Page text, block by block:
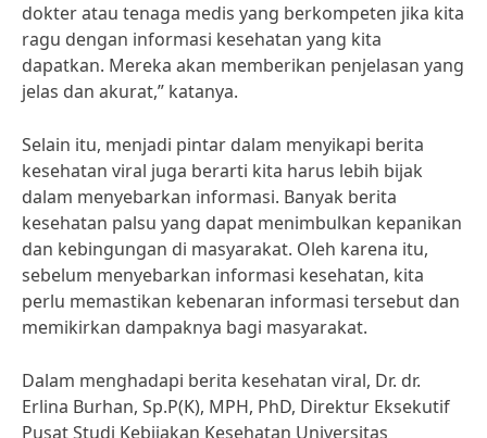
dokter atau tenaga medis yang berkompeten jika kita
ragu dengan informasi kesehatan yang kita
dapatkan. Mereka akan memberikan penjelasan yang
jelas dan akurat,” katanya.
Selain itu, menjadi pintar dalam menyikapi berita
kesehatan viral juga berarti kita harus lebih bijak
dalam menyebarkan informasi. Banyak berita
kesehatan palsu yang dapat menimbulkan kepanikan
dan kebingungan di masyarakat. Oleh karena itu,
sebelum menyebarkan informasi kesehatan, kita
perlu memastikan kebenaran informasi tersebut dan
memikirkan dampaknya bagi masyarakat.
Dalam menghadapi berita kesehatan viral, Dr. dr.
Erlina Burhan, Sp.P(K), MPH, PhD, Direktur Eksekutif
Pusat Studi Kebijakan Kesehatan Universitas